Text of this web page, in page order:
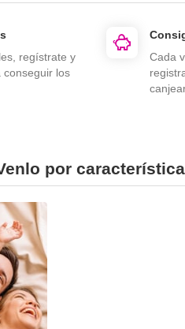
regístrate y
conseguir los
Cada
por